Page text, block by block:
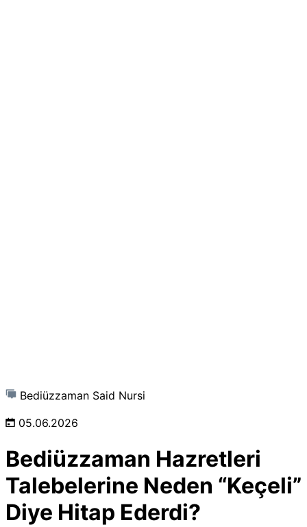
Bediüzzaman Said Nursi
05.06.2026
Bediüzzaman Hazretleri
Talebelerine Neden “Keçeli”
Diye Hitap Ederdi?